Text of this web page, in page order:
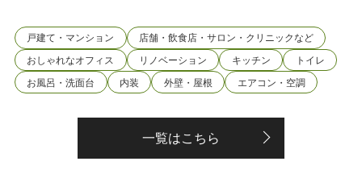
戸建て・マンション
店舗・飲食店・サロン・クリニックなど
おしゃれなオフィス
リノベーション キッチン
トイレ
お風呂・洗面台
内装 外壁・屋根 エアコン・空調
一覧はこちら